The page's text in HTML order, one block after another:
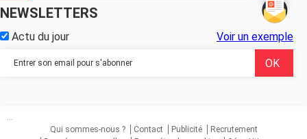
NEWSLETTERS
Actu du jour Voir un exemple
...
Qui sommes-nous ?
Contact Publicité
Recrutement